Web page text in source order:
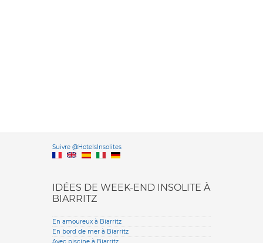
Suivre @HotelsInsolitesVersione
IDÉES DE WEEK-END INSOLITE À
BIARRITZ
En amoureux à Biarritz
En bord de mer à Biarritz
Avec piscine à Biarritz